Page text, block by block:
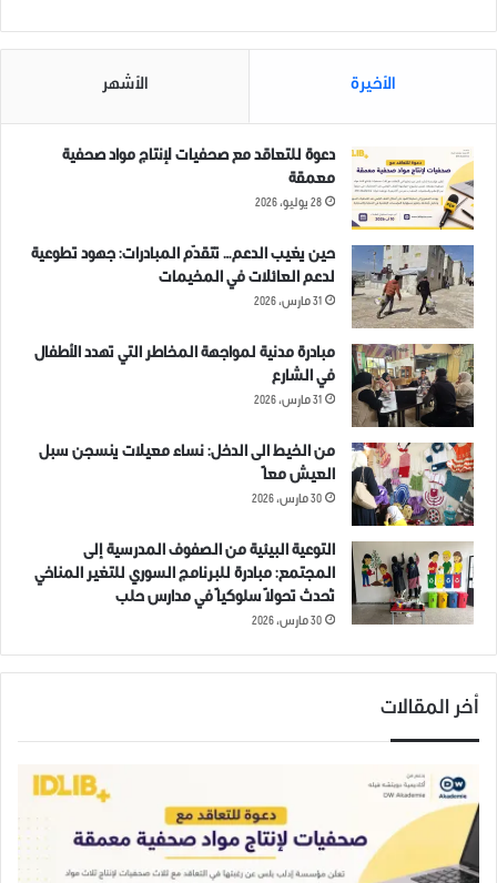
مقتل 19 مدنياً وإصابة 49 آخرين
بمجزرتين في ريف إدلب
2 ديسمبر، 2019
في "مقالات"
الجيش الوطني السوري يدفع
محافظة ادلب
في "مدونات ادلب بلس"
إدلب خضرا في عيون أهلها
17 يونيو، 2021
ادلب سوريا
الأخيرة الأشهر
دعوة للتعاقد مع صحفيات لإنتاج مواد صحفية
معمقة
28 يوليو، 2026
حين يغيب الدعم… تتقدّم المبادرات: جهود تطوعية
لدعم العائلات في المخيمات
31 مارس، 2026
مبادرة مدنية لمواجهة المخاطر التي تهدد الأطفال
في الشارع
31 مارس، 2026
من الخيط الى الدخل: نساء معيلات ينسجن سبل
العيش معاً
30 مارس، 2026
التوعية البيئية من الصفوف المدرسية إلى
المجتمع: مبادرة للبرنامج السوري للتغير المناخي
تُحدث تحولاً سلوكياً في مدارس حلب
30 مارس، 2026
أخر المقالات